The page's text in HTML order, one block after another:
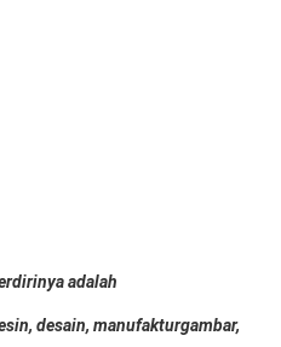
adalah
desain, manufakturgambar,